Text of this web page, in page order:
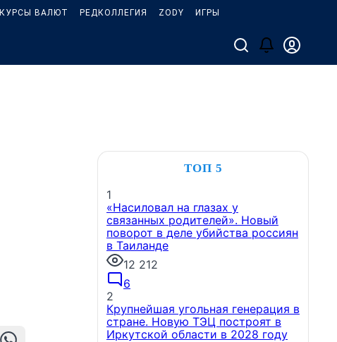
КУРСЫ ВАЛЮТ РЕДКОЛЛЕГИЯ ZODY ИГРЫ
ТОП 5
1
«Насиловал на глазах у
связанных родителей». Новый
поворот в деле убийства россиян
в Таиланде
12 212
6
2
Крупнейшая угольная генерация в
стране. Новую ТЭЦ построят в
Иркутской области в 2028 году